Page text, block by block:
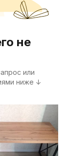
не
или
ниже ↓